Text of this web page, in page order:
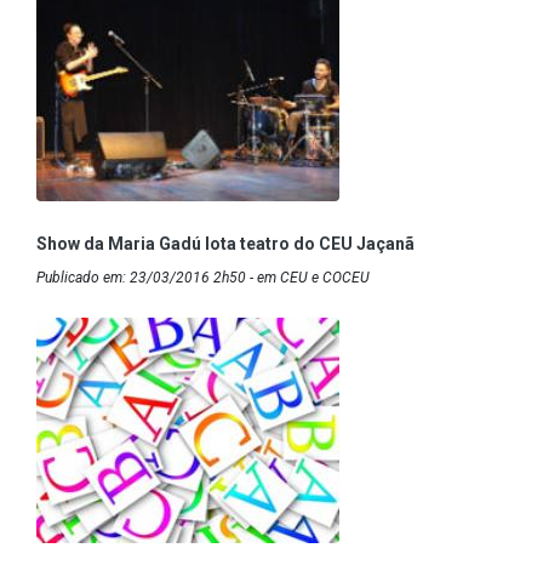
Show da Maria Gadú lota teatro do CEU Jaçanã
Publicado em: 23/03/2016 2h50 - em CEU e COCEU